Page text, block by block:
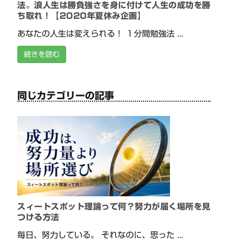
法。浪人生は勝負強さを身に付けて人生の成功を勝
ち取れ！【2020年夏休み企画】
あなたの人生は変えられる！ １分間勉強法 ...
続きを読む
同じカテゴリーの記事
スィートスポット理論って何？努力が届く場所を見
つける方法
毎日、努力している。 それなのに、思った ...